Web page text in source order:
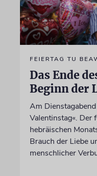
FEIERTAG TU
Das Ende
Beginn der
Am
Valentinstag«. Der
hebräischen
Brauch der Liebe
menschlicher